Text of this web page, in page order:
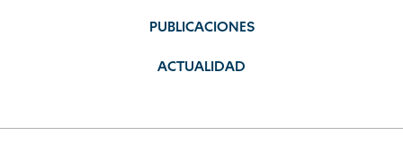
PUBLICACIONES
ACTUALIDAD